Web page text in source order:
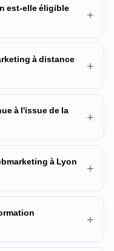
est-elle éligible
+
à distance
+
à l'issue de la
+
à Lyon
+
+